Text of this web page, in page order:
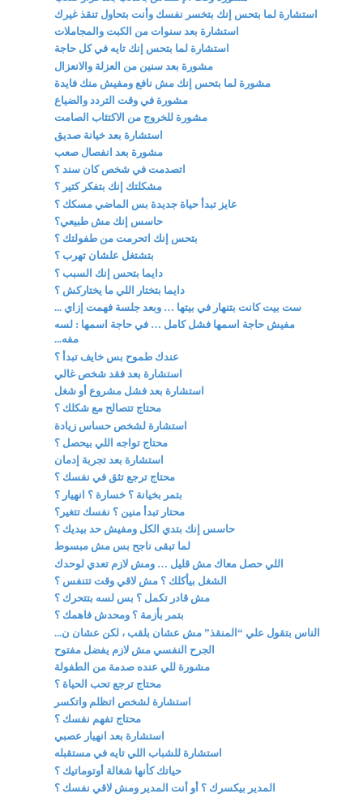
استشارة لما بتحس إنك بتخسر نفسك وأنت بتحاول تنقذ غيرك
استشارة بعد سنوات من الكبت والمجاملات
استشارة لما بتحس إنك تايه في كل حاجة
مشورة بعد سنين من العزلة والانعزال
مشورة لما بتحس إنك مش نافع ومفيش منك فايدة
مشورة في وقت التردد والضياع
مشورة للخروج من الاكتئاب الصامت
استشارة بعد خيانة صديق
مشورة بعد انفصال صعب
اتصدمت في شخص كان سند ؟
مشكلتك إنك بتفكر كتير ؟
عايز تبدأ حياة جديدة بس الماضي مسكك ؟
حاسس إنك مش طبيعي؟
بتحس إنك اتحرمت من طفولتك ؟
بتشتغل علشان تهرب ؟
دايما بتحس إنك السبب ؟
دايما بتختار اللي ما يختاركش ؟
ست بيت كانت بتنهار في بيتها … وبعد جلسة فهمت إزاي ...
مفيش حاجة اسمها فشل كامل … في حاجة اسمها : لسه
مفه...
عندك طموح بس خايف تبدأ ؟
استشارة بعد فقد شخص غالي
استشارة بعد فشل مشروع أو شغل
محتاج تتصالح مع شكلك ؟
استشارة لشخص حساس زيادة
محتاج تواجه اللي بيحصل ؟
استشارة بعد تجربة إدمان
محتاج ترجع تثق في نفسك ؟
بتمر بخيانة ؟ خسارة ؟ انهيار ؟
محتار تبدأ منين ؟ نفسك تتغير؟
حاسس إنك بتدي الكل ومفيش حد بيديك ؟
لما تبقى ناجح بس مش مبسوط
اللي حصل معاك مش قليل … ومش لازم تعدي لوحدك
الشغل بيأكلك ؟ مش لاقي وقت تتنفس ؟
مش قادر تكمل ؟ بس لسه بتتحرك ؟
بتمر بأزمة ؟ ومحدش فاهمك ؟
الناس بتقول علي “المنقذ” مش عشان بلقب ، لكن عشان ن...
الجرح النفسي مش لازم يفضل مفتوح
مشورة للي عنده صدمة من الطفولة
محتاج ترجع تحب الحياة ؟
استشارة لشخص اتظلم واتكسر
محتاج تفهم نفسك ؟
استشارة بعد انهيار عصبي
استشارة للشباب اللي تايه في مستقبله
حياتك كأنها شغالة أوتوماتيك ؟
المدير بيكسرك ؟ أو أنت المدير ومش لاقي نفسك ؟